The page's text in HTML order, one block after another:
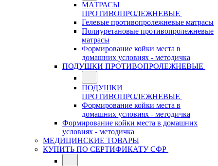
МАТРАСЫ
ПРОТИВОПРОЛЕЖНЕВЫЕ
Гелевые противопролежневые матрасы
Полиуретановые противопролежневые
матрасы
Формирование койки места в
домашних условиях - методичка
ПОДУШКИ ПРОТИВОПРОЛЕЖНЕВЫЕ
ПОДУШКИ
ПРОТИВОПРОЛЕЖНЕВЫЕ
Формирование койки места в
домашних условиях - методичка
Формирование койки места в домашних
условиях - методичка
МЕДИЦИНСКИЕ ТОВАРЫ
КУПИТЬ ПО СЕРТИФИКАТУ СФР